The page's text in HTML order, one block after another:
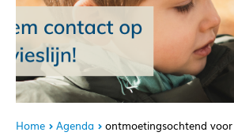
Home Agenda
ontmoetingsochtend voor